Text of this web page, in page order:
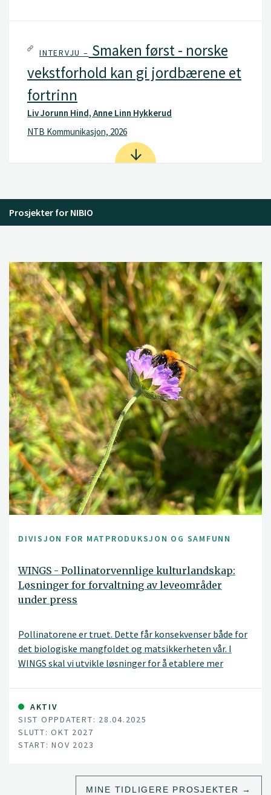
INTERVJU – Smaken først - norske
vekstforhold kan gi jordbærene et
fortrinn
Liv Jorunn Hind, Anne Linn Hykkerud
NTB Kommunikasjon, 2026
Prosjekter for NIBIO
DIVISJON FOR MATPRODUKSJON OG SAMFUNN
WINGS - Pollinatorvennlige kulturlandskap:
Løsninger for forvaltning av leveområder
under press
Pollinatorene er truet. Dette får konsekvenser både for
det biologiske mangfoldet og matsikkerheten vår. I
WINGS skal vi utvikle løsninger for å etablere mer
AKTIV
SIST OPPDATERT: 28.04.2025
SLUTT: OKT 2027
START: NOV 2023
MINE TIDLIGERE PROSJEKTER